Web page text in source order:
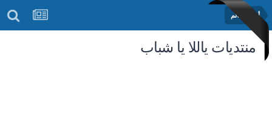
أخبار العالم
منتديات ياللا يا شباب